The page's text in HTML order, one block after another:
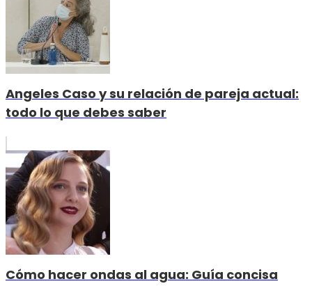
Angeles Caso y su relación de pareja actual:
todo lo que debes saber
Cómo hacer ondas al agua: Guía concisa